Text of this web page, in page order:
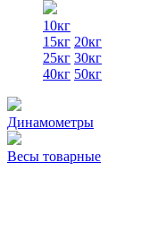
10кг
15кг 20кг
25кг 30кг
40кг 50кг
Динамометры
Весы товарные